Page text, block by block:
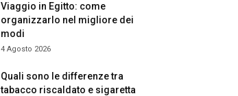
Viaggio in Egitto: come
organizzarlo nel migliore dei
modi
4 Agosto 2026
Quali sono le differenze tra
tabacco riscaldato e sigaretta